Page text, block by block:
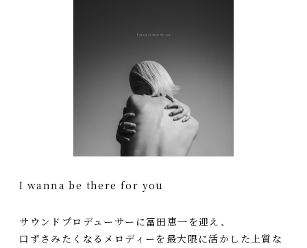
I wanna be there for you
サウンドプロデューサーに冨田恵一を迎え、
口ずさみたくなるメロディーを最大限に活かした上質な